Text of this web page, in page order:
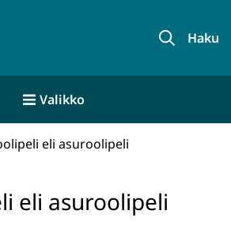
Haku
Valikko
eli asuroolipeli
eli asuroolipeli